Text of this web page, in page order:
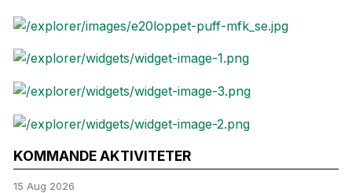
KOMMANDE AKTIVITETER
15 Aug 2026